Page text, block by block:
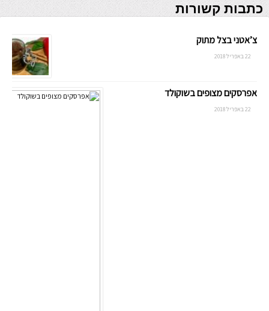
כתבות קשורות
צ’אטני בצל מתוק
22 באפריל 2018
אפרסקים מצופים בשוקולד
22 באפריל 2018